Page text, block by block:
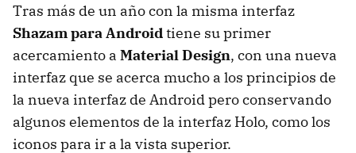
Tras más de un año con la misma interfaz
Shazam para Androidtiene su primer
acercamiento a Material Design, con una nueva
interfaz que se acerca mucho a los principios de
la nueva interfaz de Android pero conservando
algunos elementos de la interfaz Holo, como los
iconos para ir a la vista superior.